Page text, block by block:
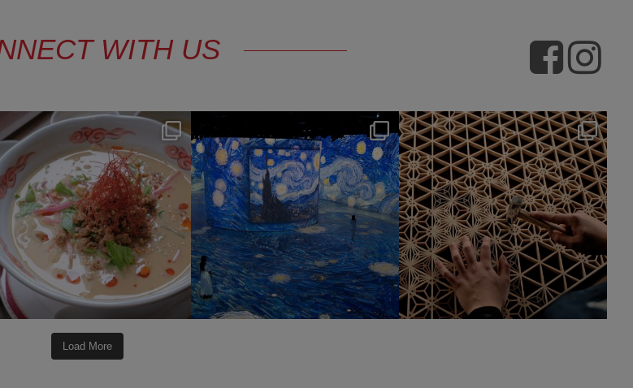
WITH US
hotel_jalcity
7月 22
207 1
hotel_jalcity
7月 9
260 0
hotel_jalcity
7月 2
233 0
Load More